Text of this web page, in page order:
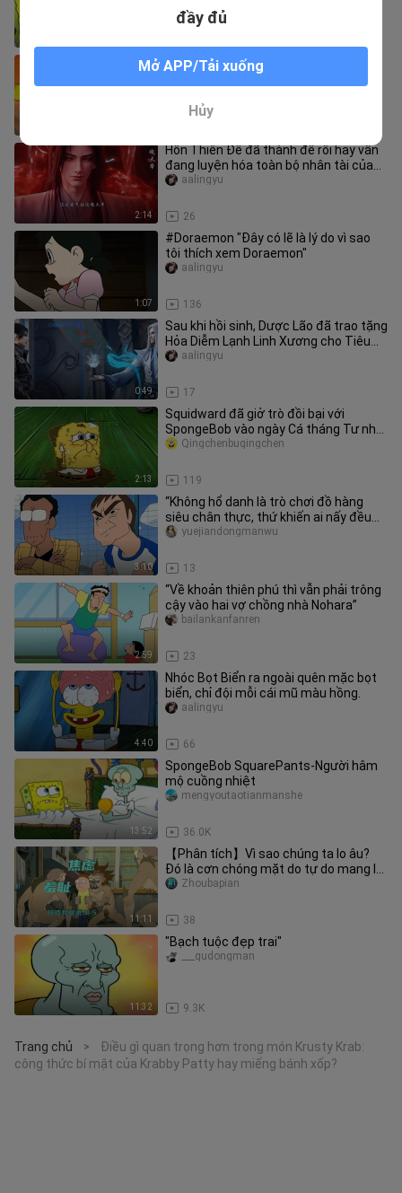
Hóa Ra Spongebob Khi Ở Trong Bụng
Mẹ Đã Thích Ăn Hamburger Cua
2:14
Hồn Thiên Đế đã thành đế rồi hay vẫn
đang luyện hóa toàn bộ nhân tài của
Trung Châu để tiến lên Đấu
26
aalingyu
1:07
#Doraemon "Đây có lẽ là lý do vì sao
tôi thích xem Doraemon"
136
aalingyu
0:49
Sau khi hồi sinh, Dược Lão đã trao tặng
Hỏa Diễm Lạnh Linh Xương cho Tiêu
Viêm
17
aalingyu
2:13
Squidward đã giở trò đồi bại với
SpongeBob vào ngày Cá tháng Tư như
thế nào? SpongeBob vừa khóc vừa
119
Qingchenbuqingchen
3:10
“Không hổ danh là trò chơi đồ hàng
siêu chân thực, thứ khiến ai nấy đều
phải ngoan ngoãn”
13
yuejiandongmanwu
2:59
“Về khoản thiên phú thì vẫn phải trông
cậy vào hai vợ chồng nhà Nohara”
23
bailankanfanren
4:40
Nhóc Bọt Biển ra ngoài quên mặc bọt
biển, chỉ đội mỗi cái mũ màu hồng.
66
aalingyu
13:52
SpongeBob SquarePants-Người hâm
mộ cuồng nhiệt
36.0K
mengyoutaotianmanshe
11:11
【Phân tích】Vì sao chúng ta lo âu?
Đó là cơn chóng mặt do tự do mang lại
– “Rick and Morty” tập 9–5,
38
Zhoubapian
11:32
"Bạch tuộc đẹp trai"
9.3K
___qudongman
Trang chủ >
Điều gì quan trọng hơn trong món Krusty Krab:
công thức bí mật của Krabby Patty hay miếng bánh xốp?
đầy đủ
Mở APP/Tải xuống
Hủy